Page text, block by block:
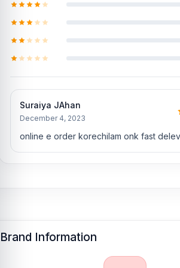
Suraiya JAhan
December 4, 2023
online e order korechilam onk fast
Brand Information